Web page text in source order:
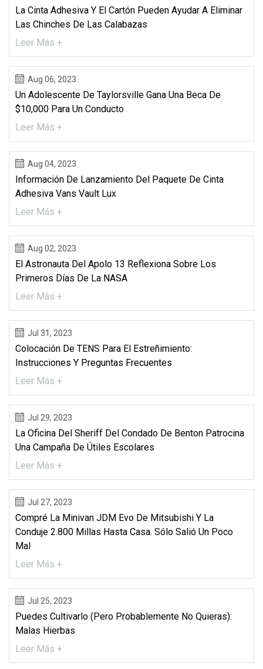
La Cinta Adhesiva Y El Cartón Pueden Ayudar A Eliminar
Las Chinches De Las Calabazas
Leer Más +
Aug 06, 2023
Un Adolescente De Taylorsville Gana Una Beca De
$10,000 Para Un Conducto
Leer Más +
Aug 04, 2023
Información De Lanzamiento Del Paquete De Cinta
Adhesiva Vans Vault Lux
Leer Más +
Aug 02, 2023
El Astronauta Del Apolo 13 Reflexiona Sobre Los
Primeros Días De La NASA
Leer Más +
Jul 31, 2023
Colocación De TENS Para El Estreñimiento:
Instrucciones Y Preguntas Frecuentes
Leer Más +
Jul 29, 2023
La Oficina Del Sheriff Del Condado De Benton Patrocina
Una Campaña De Útiles Escolares
Leer Más +
Jul 27, 2023
Compré La Minivan JDM Evo De Mitsubishi Y La
Conduje 2.800 Millas Hasta Casa. Sólo Salió Un Poco
Mal
Leer Más +
Jul 25, 2023
Puedes Cultivarlo (pero Probablemente No Quieras):
Malas Hierbas
Leer Más +